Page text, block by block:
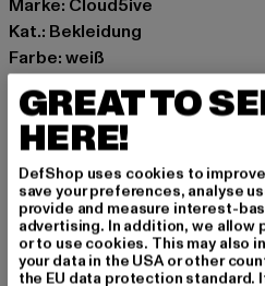
Marke: Cloud5ive
Kat.: Bekleidung
Farbe: weiß
Hersteller Farbe: white
Materialzusammensetzung:
Art.Nr: CL6097-00220
Hersteller: Styleboom
info@77onlineshop.eu
Am Kapellhof 22 | 47608
GREAT TO
HERE!
DefShop uses cookies to
save your preferences, analyse
provide and measure interest-
advertising. In addition, we allow
or to use cookies. This may also
your data in the USA or other
the EU data protection standard.